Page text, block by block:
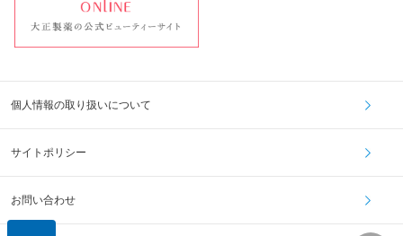
個人情報の取り扱いについて
サイトポリシー
お問い合わせ